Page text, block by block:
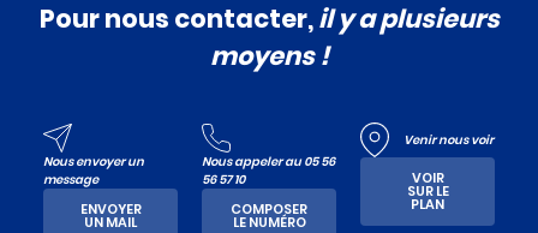
Pour nous contacter,il y a plusieurs
moyens !
Nous envoyer un
message
ENVOYER
UN MAIL
Nous appeler au 05 56
56 57 10
COMPOSER
LE NUMÉRO
Venir nous voir
VOIR
SUR LE
PLAN